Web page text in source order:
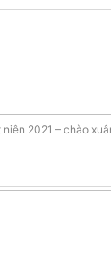
2021 – chào